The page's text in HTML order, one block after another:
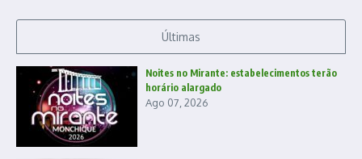
Últimas
Noites no Mirante: estabelecimentos terão
horário alargado
Ago 07, 2026